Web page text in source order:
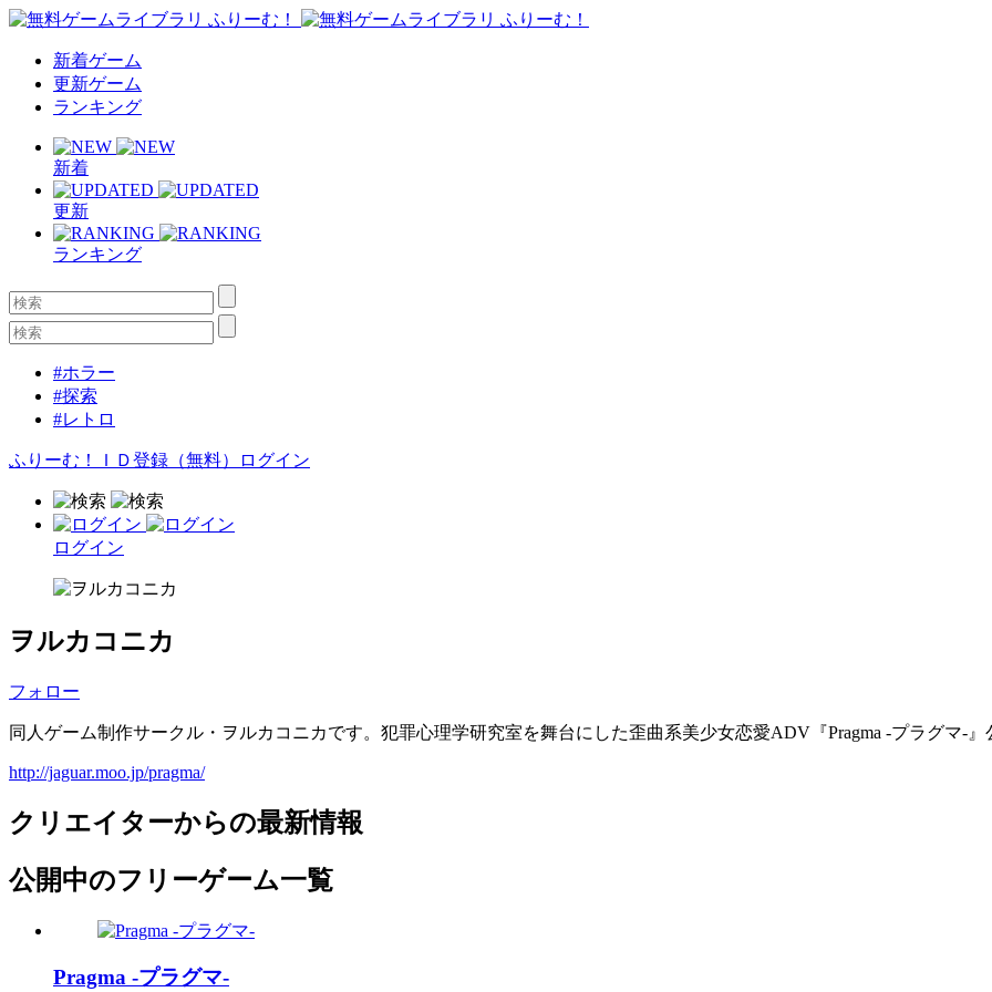
新着ゲーム
更新ゲーム
ランキング
新着
更新
ランキング
#ホラー
#探索
#レトロ
ふりーむ！ＩＤ登録（無料） ログイン
ログイン
ヲルカコニカ
フォロー
同人ゲーム制作サークル・ヲルカコニカです。犯罪心理学研究室を舞台にした歪曲系美少女恋愛ADV『Pragma -プラグマ-』
http://jaguar.moo.jp/pragma/
クリエイターからの最新情報
公開中のフリーゲーム一覧
Pragma -プラグマ-